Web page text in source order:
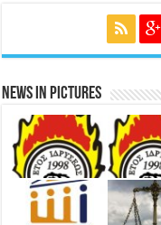
News in Pictures